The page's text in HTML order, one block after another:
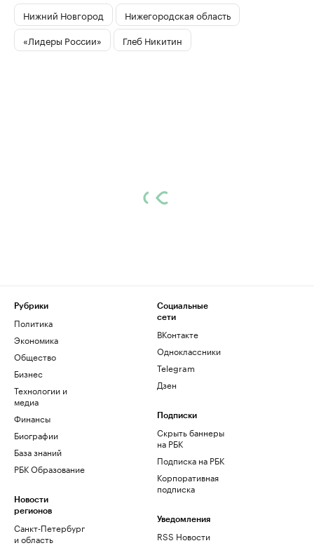
Нижний Новгород
Нижегородская область
«Лидеры России»
Глеб Никитин
Рубрики
Политика
Экономика
Общество
Бизнес
Технологии и
медиа
Финансы
Биографии
База знаний
РБК Образование
Новости
регионов
Санкт-Петербург
и область
Социальные
сети
ВКонтакте
Одноклассники
Telegram
Дзен
Подписки
Скрыть баннеры
на РБК
Подписка на РБК
Корпоративная
подписка
Уведомления
RSS Новости